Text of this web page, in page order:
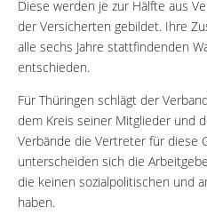
Diese werden je zur Hälfte aus
der Versicherten gebildet. Ihre
alle sechs Jahre stattfindenden
entschieden.
Für Thüringen schlägt der
dem Kreis seiner Mitglieder und
Verbände die Vertreter für diese
unterscheiden sich die
die keinen sozialpolitischen und
haben.